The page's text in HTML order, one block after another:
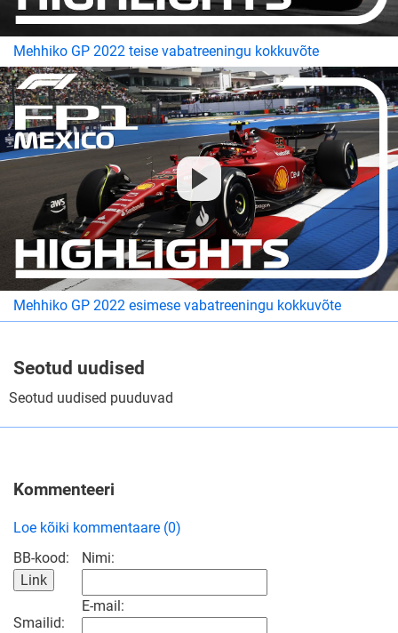
Mehhiko GP 2022 teise vabatreeningu kokkuvõte
Mehhiko GP 2022 esimese vabatreeningu kokkuvõte
Seotud uudised
Seotud uudised puuduvad
Kommenteeri
Loe kõiki kommentaare (0)
BB-kood:
Smailid:
Nimi:
E-mail: